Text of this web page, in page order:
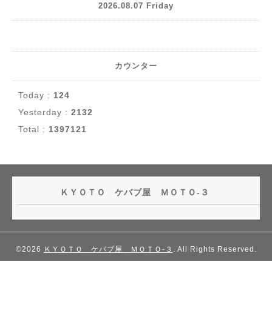
2026.08.07 Friday
カウンター
Today : 124
Yesterday : 2132
Total : 1397121
ＫＹＯＴＯ ケバブ屋 ＭＯＴＯ-３
©2026 ＫＹＯＴＯ ケバブ屋 ＭＯＴＯ-３ . All Rights Reserved.